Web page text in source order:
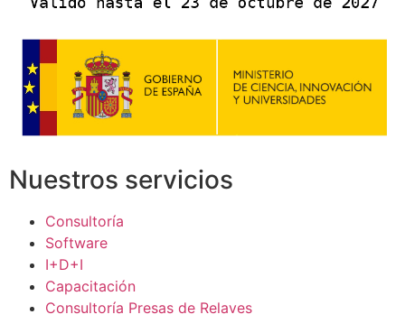
Nuestros servicios
Consultoría
Software
I+D+I
Capacitación
Consultoría Presas de Relaves